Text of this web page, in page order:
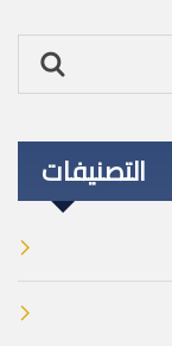
التصنيفات